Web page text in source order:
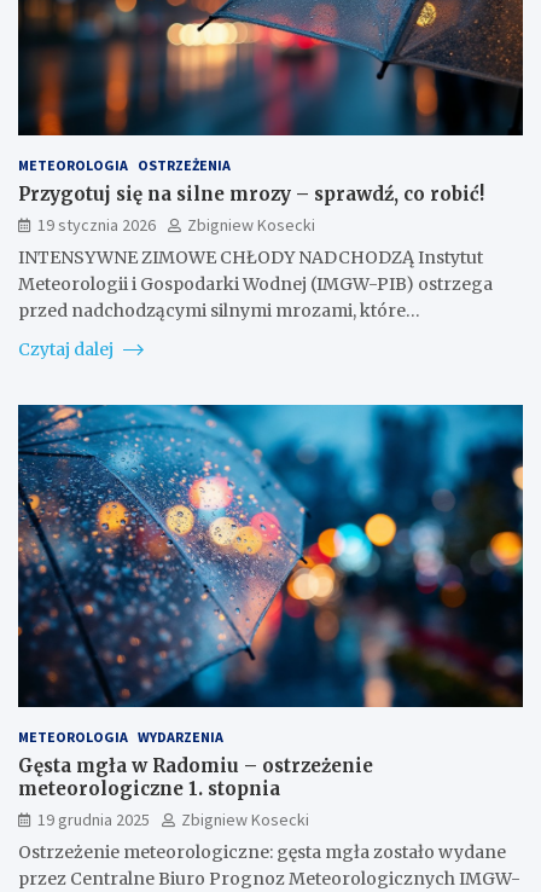
METEOROLOGIA OSTRZEŻENIA
Przygotuj się na silne mrozy – sprawdź, co robić!
19 stycznia 2026
Zbigniew Kosecki
INTENSYWNE ZIMOWE CHŁODY NADCHODZĄ Instytut
Meteorologii i Gospodarki Wodnej (IMGW-PIB) ostrzega
przed nadchodzącymi silnymi mrozami, które…
Czytaj dalej
METEOROLOGIA WYDARZENIA
Gęsta mgła w Radomiu – ostrzeżenie
meteorologiczne 1. stopnia
19 grudnia 2025
Zbigniew Kosecki
Ostrzeżenie meteorologiczne: gęsta mgła zostało wydane
przez Centralne Biuro Prognoz Meteorologicznych IMGW-